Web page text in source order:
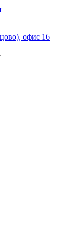
офис 16